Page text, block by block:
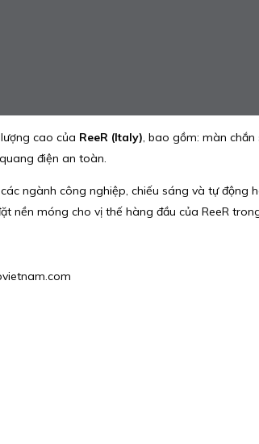
cao của ReeR (Italy), bao gồm: màn
điện an toàn.
ngành công nghiệp, chiếu sáng và tự động
nền móng cho vị thế hàng đầu của ReeR